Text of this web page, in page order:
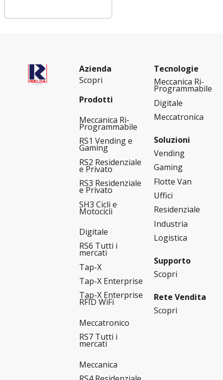
Azienda
Scopri
Prodotti
Meccanica Ri-
Programmabile
RS1 Vending e
Gaming
RS2 Residenziale
e Privato
RS3 Residenziale
e Privato
SH3 Cicli e
Motocicli
Digitale
RS6 Tutti i
mercati
Tap-X
Tap-X Enterprise
Tap-X Enterprise
RFID WiFi
Meccatronico
RS7 Tutti i
mercati
Meccanica
Tecnologie
Meccanica Ri-
Programmabile
Digitale
Meccatronica
Soluzioni
Vending
Gaming
Flotte Van
Uffici
Residenziale
Industria
Logistica
Supporto
Scopri
Rete Vendita
Scopri